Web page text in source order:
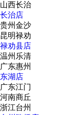
山西长治
长治店
贵州金沙
昆明禄劝
禄劝县店
温州乐清
广东惠州
东湖店
广东江门
河南商丘
浙江台州